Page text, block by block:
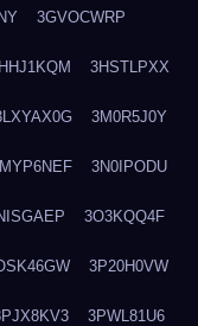
3GVOCWRP
3HSTLPXX
3M0R5J0Y
3N0IPODU
3O3KQQ4F
3P20H0VW
3PWL81U6